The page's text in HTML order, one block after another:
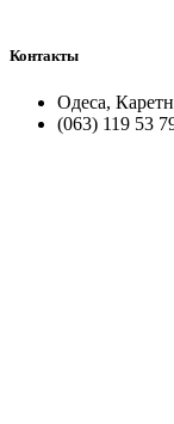
Контакты
Одеса,
(063) 119 53